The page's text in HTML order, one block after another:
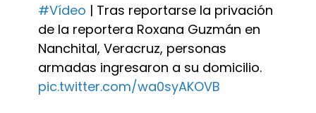
#Vídeo | Tras reportarse la privación
de la reportera Roxana Guzmán en
Nanchital, Veracruz, personas
armadas ingresaron a su domicilio.
pic.twitter.com/wa0syAKOVB